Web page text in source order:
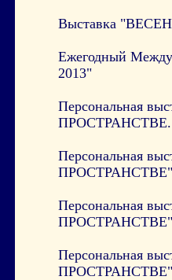
Выставка
Ежегодный
2013"
Персональная
Персональная
ПРОСТРАНСТВЕ"
Персональная
ПРОСТРАНСТВЕ"
Персональная
ПРОСТРАНСТВЕ"